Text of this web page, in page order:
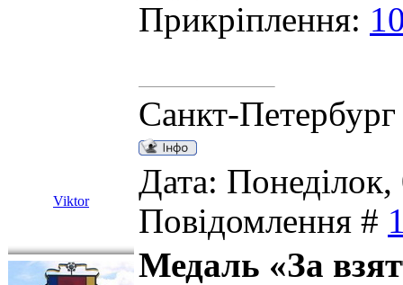
Прикріплення:
Санкт-Петербург
Viktor
Дата:
Повідомлення #
Медаль «За